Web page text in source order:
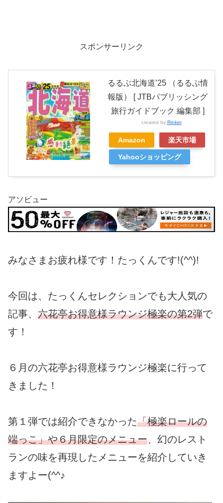
スポンサーリンク
るるぶ北海道’25 （るるぶ情
報版） [ JTBパブリッシング
旅行ガイドブック 編集部 ]
created by Rinker
Amazon 楽天市場
Yahooショッピング
アソビュー
みなさまお疲れ様です！たっくんです!(^^)!
今回は、たっくんセレクションでも大人気の
記事、 六花亭お得意様ラウンジ極楽の第2弾で
す！
６月の六花亭お得意様ラウンジ極楽に行って
きました！
第１弾では紹介できなかった「極楽ロールの
端っこ」や６月限定のメニュー、幻のレスト
ランの味を再現したメニューを紹介していき
ますよー(^^♪